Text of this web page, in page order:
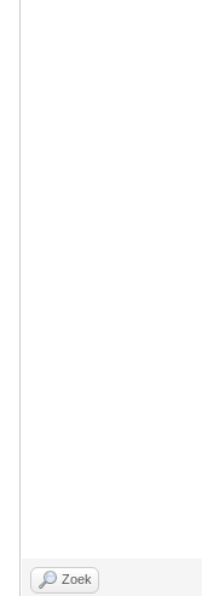
Zoek